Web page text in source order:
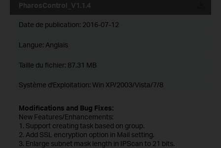
PharosControl_V1.1.4
Date de publication: 2016-07-12
Langue: Anglais
Taille du fichier: 87.31 MB
Système d'Exploitation: Win XP/2003/Vista/7/8
Modifications and Bug Fixes:
New Features/Enhancements:
1. Support creating task based on group.
2. Add SSL encryption option in Mail setting.
3. Enlarge subnet mask length in IPScan to 21 bits.